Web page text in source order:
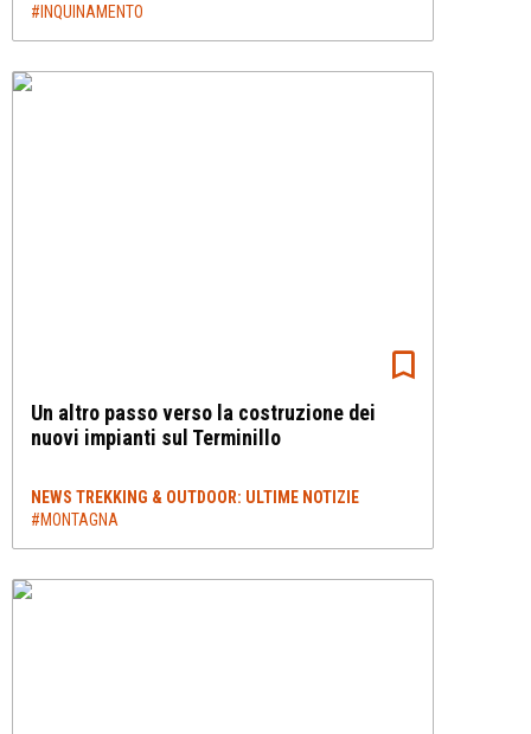
#INQUINAMENTO
Un altro passo verso la costruzione dei
nuovi impianti sul Terminillo
NEWS TREKKING & OUTDOOR: ULTIME NOTIZIE
#MONTAGNA